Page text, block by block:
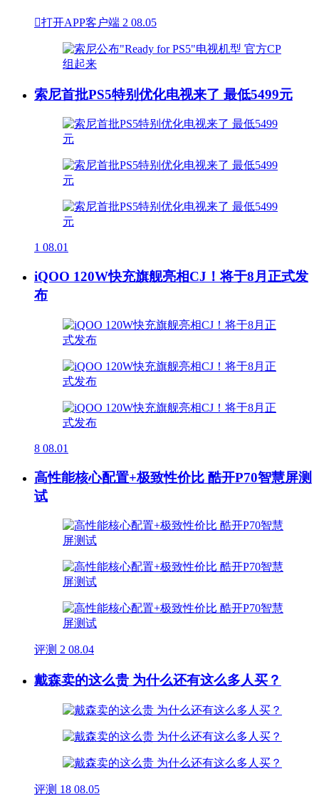
打开APP客户端 2 08.05
索尼首批PS5特别优化电视来了 最低5499元
1 08.01
iQOO 120W快充旗舰亮相CJ！将于8月正式发
布
8 08.01
高性能核心配置+极致性价比 酷开P70智慧屏测
试
评测 2 08.04
戴森卖的这么贵 为什么还有这么多人买？
评测 18 08.05